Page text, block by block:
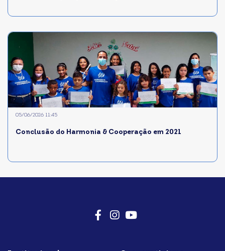
Conclusão do Harmonia & Cooperação em 2021
05/06/2026 11:45